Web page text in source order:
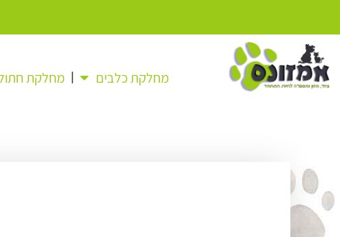
מחלקת כלבים מחלקת